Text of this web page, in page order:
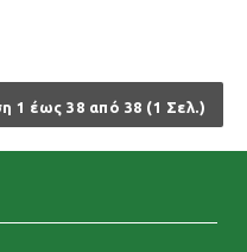
1 έως 38 από 38 (1 Σελ.)